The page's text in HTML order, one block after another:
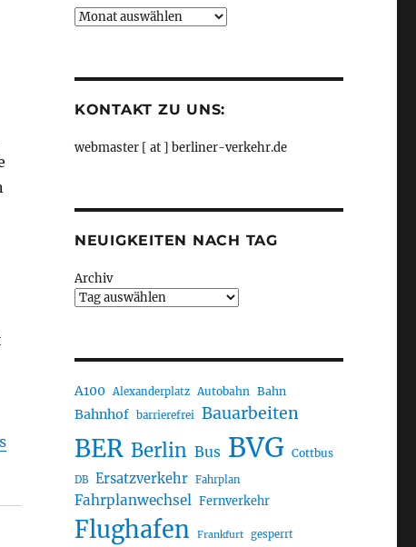
Neuigkeiten
KONTAKT ZU UNS:
webmaster [ at ] berliner-verkehr.de
NEUIGKEITEN NACH TAG
Archiv
A100 Alexanderplatz Autobahn Bahn
Bahnhof barrierefrei Bauarbeiten
BER Berlin Bus BVG Cottbus
DB Ersatzverkehr Fahrplan
Fahrplanwechsel Fernverkehr
Flughafen Frankfurt gesperrt